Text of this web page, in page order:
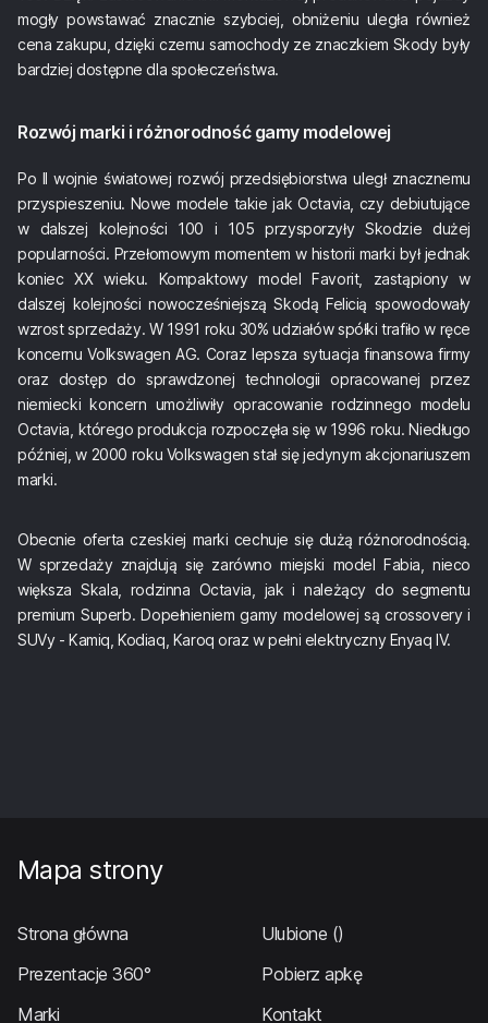
mogły powstawać znacznie szybciej, obniżeniu uległa również
cena zakupu, dzięki czemu samochody ze znaczkiem Skody były
bardziej dostępne dla społeczeństwa.
Rozwój marki i różnorodność gamy modelowej
Po II wojnie światowej rozwój przedsiębiorstwa uległ znacznemu
przyspieszeniu. Nowe modele takie jak Octavia, czy debiutujące
w dalszej kolejności 100 i 105 przysporzyły Skodzie dużej
popularności. Przełomowym momentem w historii marki był jednak
koniec XX wieku. Kompaktowy model Favorit, zastąpiony w
dalszej kolejności nowocześniejszą Skodą Felicią spowodowały
wzrost sprzedaży. W 1991 roku 30% udziałów spółki trafiło w ręce
koncernu Volkswagen AG. Coraz lepsza sytuacja finansowa firmy
oraz dostęp do sprawdzonej technologii opracowanej przez
niemiecki koncern umożliwiły opracowanie rodzinnego modelu
Octavia, którego produkcja rozpoczęła się w 1996 roku. Niedługo
później, w 2000 roku Volkswagen stał się jedynym akcjonariuszem
marki.
Obecnie oferta czeskiej marki cechuje się dużą różnorodnością.
W sprzedaży znajdują się zarówno miejski model Fabia, nieco
większa Skala, rodzinna Octavia, jak i należący do segmentu
premium Superb. Dopełnieniem gamy modelowej są crossovery i
SUVy - Kamiq, Kodiaq, Karoq oraz w pełni elektryczny Enyaq IV.
Mapa strony
Strona główna Ulubione ()
Prezentacje 360°
Pobierz apkę
Marki
Kontakt